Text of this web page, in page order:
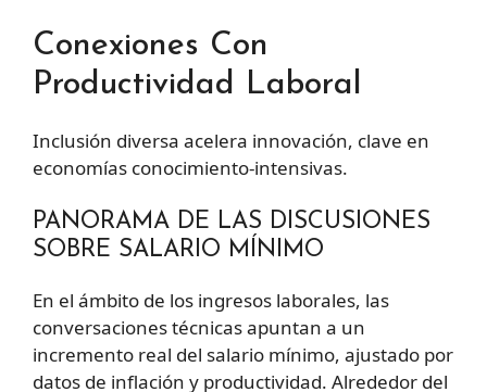
Conexiones Con
Productividad Laboral
Inclusión diversa acelera innovación, clave en
economías conocimiento-intensivas.
PANORAMA DE LAS DISCUSIONES
SOBRE SALARIO MÍNIMO
En el ámbito de los ingresos laborales, las
conversaciones técnicas apuntan a un
incremento real del salario mínimo, ajustado por
datos de inflación y productividad. Alrededor del